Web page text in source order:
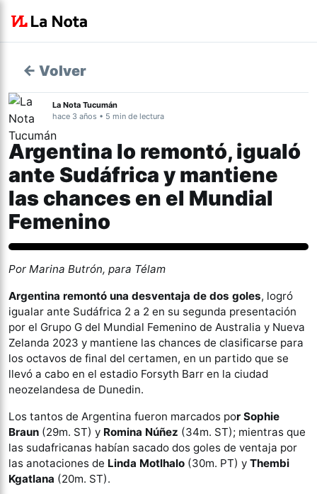
← Volver
La Nota Tucumán
hace 3 años • 5 min de lectura
Argentina lo remontó, igualó
ante Sudáfrica y mantiene
las chances en el Mundial
Femenino
Deportes
Por Marina Butrón, para Télam
Argentina remontó una desventaja de dos goles, logró
igualar ante Sudáfrica 2 a 2 en su segunda presentación
por el Grupo G del Mundial Femenino de Australia y Nueva
Zelanda 2023 y mantiene las chances de clasificarse para
los octavos de final del certamen, en un partido que se
llevó a cabo en el estadio Forsyth Barr en la ciudad
neozelandesa de Dunedin.
Los tantos de Argentina fueron marcados por Sophie
Braun (29m. ST) y Romina Núñez (34m. ST); mientras que
las sudafricanas habían sacado dos goles de ventaja por
las anotaciones de Linda Motlhalo (30m. PT) y Thembi
Kgatlana (20m. ST).